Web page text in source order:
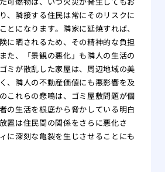
、隣接する住民は常にそのリスクに
とになります。隣家に延焼すれば、
に晒されるため、その精神的な負担
た、「景観の悪化」も隣人の生活の
ミが散乱した家屋は、周辺地域の美
、隣人の不動産価値にも悪影響を及
これらの悲鳴は、ゴミ屋敷問題が個
の生活を根底から脅かしている明白
置は住民間の関係をさらに悪化さ
に深刻な亀裂を生じさせることにも